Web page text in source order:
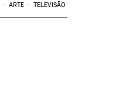
ARTE TELEVISÃO